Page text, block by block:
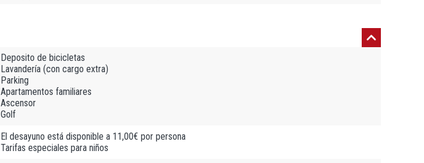
Deposito de bicicletas
Lavandería (con cargo extra)
Parking
Apartamentos familiares
Ascensor
Golf
El desayuno está disponible a 11,00€ por persona
Tarifas especiales para niños